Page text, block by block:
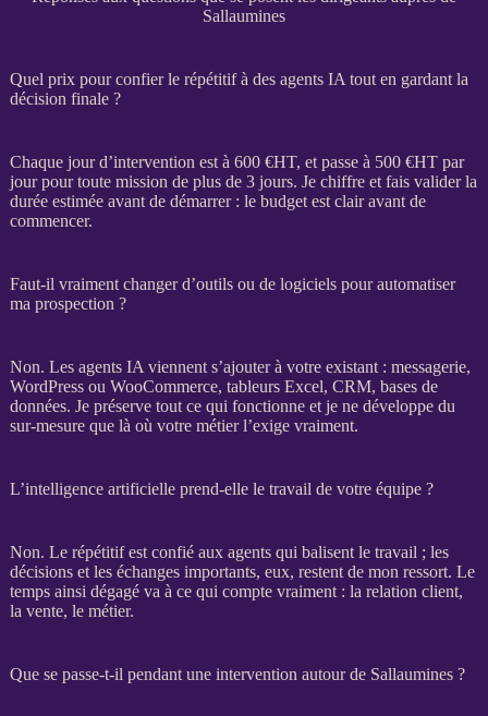
Sallaumines
Quel prix pour confier le répétitif à des agents IA tout en gardant la
décision finale ?
Chaque jour d’intervention est à 600 €HT, et passe à 500 €HTpar
jour pour toute mission de plus de 3 jours. Je chiffre et fais valider la
durée estimée avant de démarrer : le budget est clair avant de
commencer.
Faut-il vraiment changer d’outils ou de logiciels pour automatiser
ma prospection ?
Non. Les agents IA viennent s’ajouter à votre existant : messagerie,
WordPressou WooCommerce, tableurs Excel, CRM, bases de
données. Je préserve tout ce qui fonctionne et je ne développe du
sur-mesure que là où votre métier l’exige vraiment.
L’intelligence artificielle prend-elle le travail de votre équipe ?
Non. Le répétitif est confié aux agentsqui balisent le travail ; les
décisions et les échanges importants, eux, restent de mon ressort. Le
temps ainsi dégagé va à ce qui compte vraiment : la relation client,
la vente, le métier.
Que se passe-t-il pendant une intervention autour de Sallaumines ?